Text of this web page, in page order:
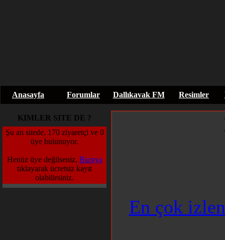
Anasayfa Forumlar Dallıkavak FM Resimler
KIMLER SITE DE ?
Şu an sitede, 170 ziyaretçi ve 0
üye bulunuyor.
Henüz üye değilseniz, Buraya
tıklayarak ücretsiz kayıt
olabilirsiniz.
En çok